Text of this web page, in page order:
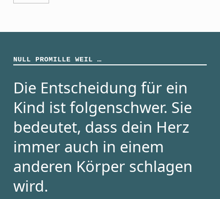
NULL PROMILLE WEIL …
Die Entscheidung für ein
Kind ist folgenschwer. Sie
bedeutet, dass dein Herz
immer auch in einem
anderen Körper schlagen
wird.